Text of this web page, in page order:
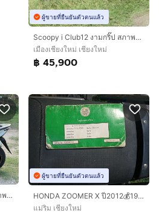
ผู้ขายที่ยืนยันตัวตนแล้ว
Scoopy i Club12 งามกริ๊ป สภาพนางฟ้า รถปี67(2024) ฟรีดาวน์ ออกรถ 0 บาท ไม่ค้ำ ผ่อนสบายๆ จร้า
เมืองเชียงใหม่ เชียงใหม่
฿ 45,900
PCX160 ABS สีเทาแลมโบ สภาพสวยกริ๊ปทั้งคัน รถปี66(2023) ดาวน์เพียง 1900 ไม่ใช้คนค้ำ ผ่อนสบายๆ จร้า
ผู้ขายที่ยืนยันตัวตนแล้ว
HONDA ZOOMER X ปี2012💰19,900 บาท🛵 เ
แม่ริม เชียงใหม่